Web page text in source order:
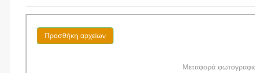
Προσθήκη αρχείων
Μεταφορά